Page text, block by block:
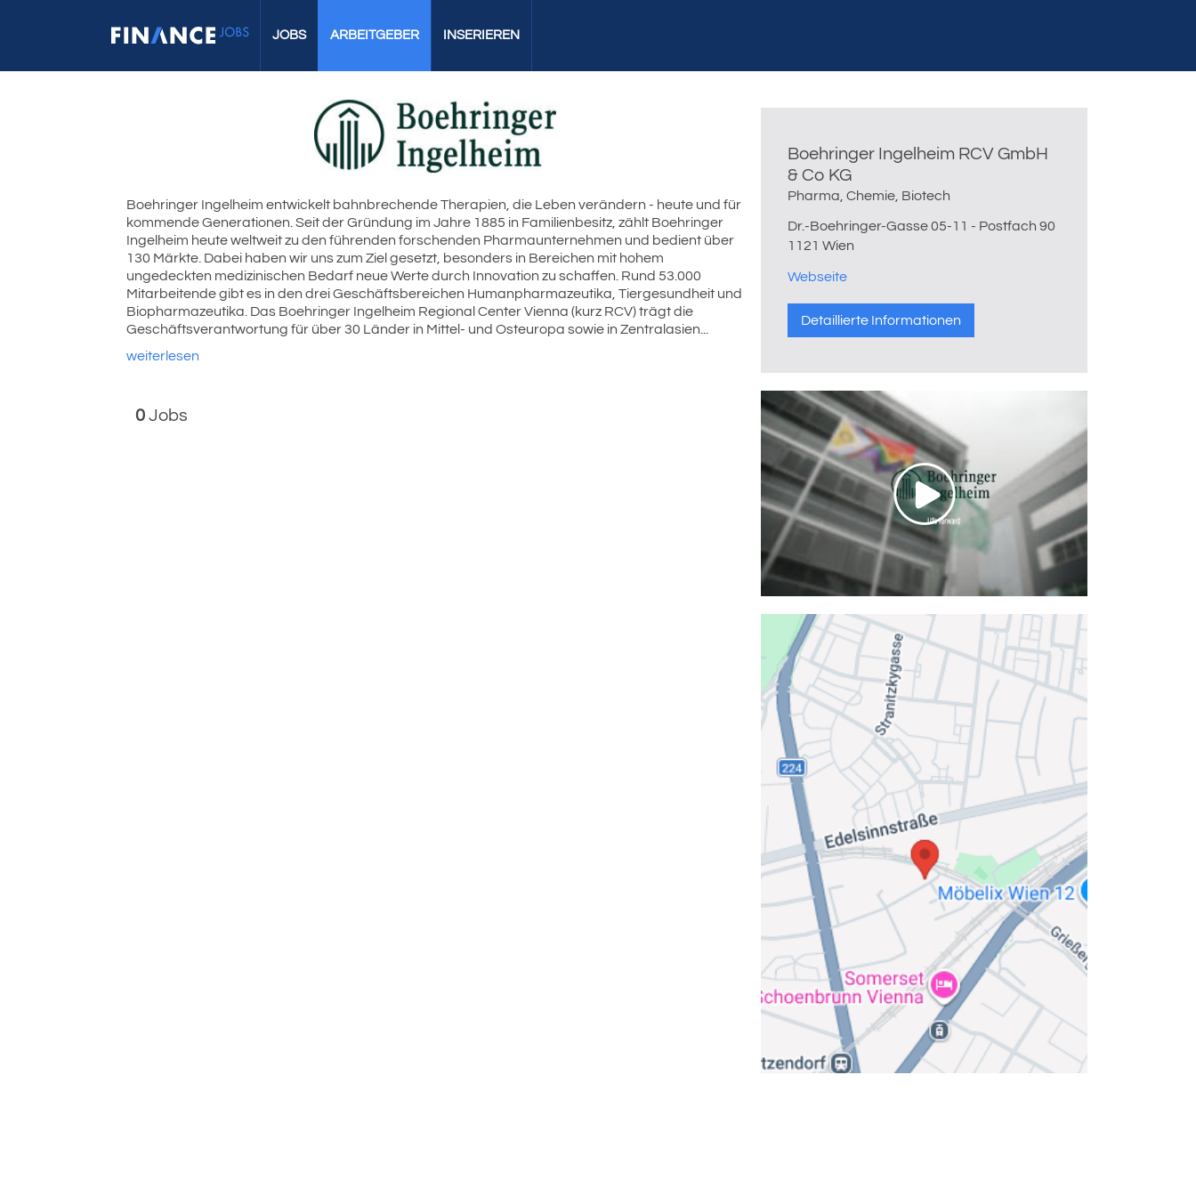
JOBS ARBEITGEBER INSERIEREN
Boehringer Ingelheim entwickelt bahnbrechende Therapien, die Leben verändern - heute und für
kommende Generationen. Seit der Gründung im Jahre 1885 in Familienbesitz, zählt Boehringer
Ingelheim heute weltweit zu den führenden forschenden Pharmaunternehmen und bedient über
130 Märkte. Dabei haben wir uns zum Ziel gesetzt, besonders in Bereichen mit hohem
ungedeckten medizinischen Bedarf neue Werte durch Innovation zu schaffen. Rund 53.000
Mitarbeitende gibt es in den drei Geschäftsbereichen Humanpharmazeutika, Tiergesundheit und
Biopharmazeutika. Das Boehringer Ingelheim Regional Center Vienna (kurz RCV) trägt die
Geschäftsverantwortung für über 30 Länder in Mittel- und Osteuropa sowie in Zentralasien...
weiterlesen
0 Jobs
Boehringer Ingelheim RCV GmbH
& Co KG
Pharma, Chemie, Biotech
Dr.-Boehringer-Gasse 05-11 - Postfach 90
1121 Wien
Webseite
Detaillierte Informationen